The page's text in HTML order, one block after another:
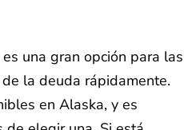
una gran opción para las
la deuda rápidamente.
en Alaska, y es